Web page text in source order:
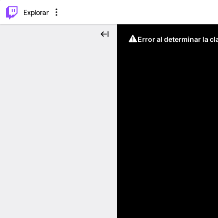
Explorar
Error al determinar la